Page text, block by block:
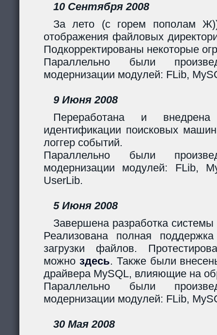
10 Сентября 2008
За лето (с горем пополам
отображения файловых
Подкорректированы некоторые
Параллельно были
модернизации модулей: FLib,
9 Июня 2008
Переработана и
идентификации поисковых
логгер событий.
Параллельно были
модернизации модулей: FLib,
UserLib.
5 Июня 2008
Завершена разработка
Реализована полная
загрузки файлов.
можно здесь. Также были
драйвера MySQL, влияющие на
Параллельно были
модернизации модулей: FLib,
30 Мая 2008